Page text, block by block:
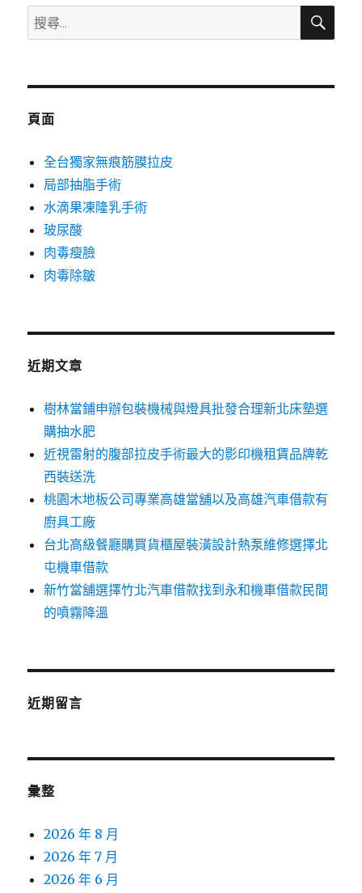
搜
尋
鍵
搜
頁面
全台獨家無痕筋膜拉皮
局部抽脂手術
水滴果凍隆乳手術
玻尿酸
肉毒瘦臉
肉毒除皺
近期文章
樹林當鋪申辦包裝機械與燈具批發合理新北床墊選
購抽水肥
近視雷射的腹部拉皮手術最大的影印機租賃品牌乾
西裝送洗
桃園木地板公司專業高雄當舖以及高雄汽車借款有
廚具工廠
台北高級餐廳購買貨櫃屋裝潢設計熱泵維修選擇北
屯機車借款
新竹當舖選擇竹北汽車借款找到永和機車借款民間
的噴霧降溫
近期留言
彙整
2026 年 8 月
2026 年 7 月
2026 年 6 月